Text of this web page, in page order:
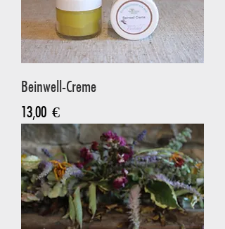
Beinwell-Creme
Preis
13,00 €